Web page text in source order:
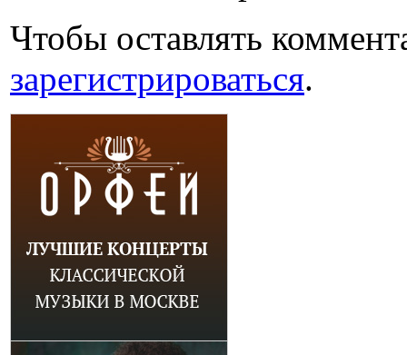
Чтобы оставлять
зарегистрироваться.